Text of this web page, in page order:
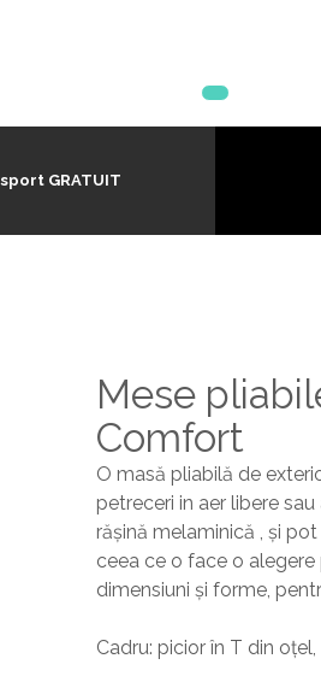
GRATUIT
Mese
Comfort
O masă pliabilă de
petreceri in aer libere
rășină melaminică , și
ceea ce o face o
dimensiuni și forme,
Cadru: picior în T din